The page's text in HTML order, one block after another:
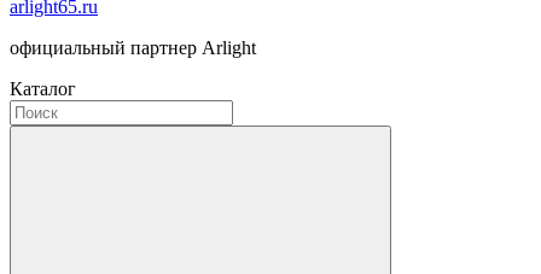
arlight65.ru
официальный партнер Arlight
Каталог